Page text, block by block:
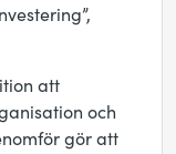
att
och
gör att